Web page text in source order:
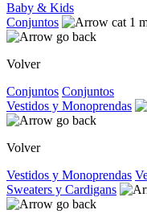
Baby & Kids
Conjuntos
Volver
Conjuntos Conjuntos
Vestidos y Monoprendas
Volver
Vestidos y Monoprendas
Sweaters y Cardigans